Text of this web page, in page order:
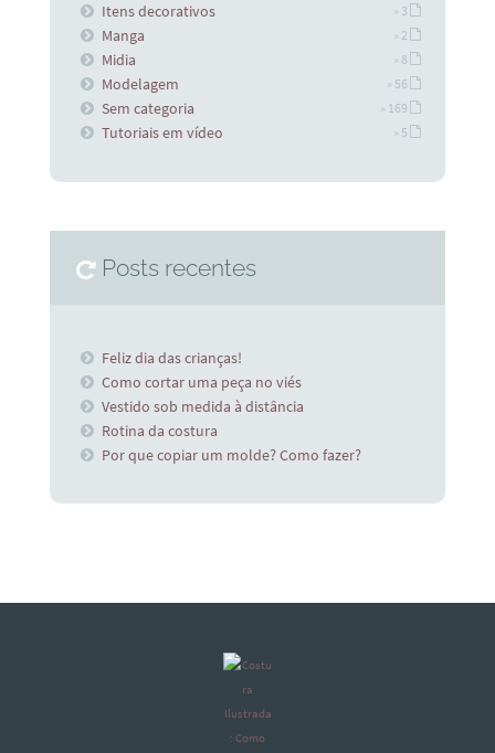
Itens decorativos » 3
Manga » 2
Midia » 8
Modelagem » 56
Sem categoria » 169
Tutoriais em vídeo » 5
Posts recentes
Feliz dia das crianças!
Como cortar uma peça no viés
Vestido sob medida à distância
Rotina da costura
Por que copiar um molde? Como fazer?